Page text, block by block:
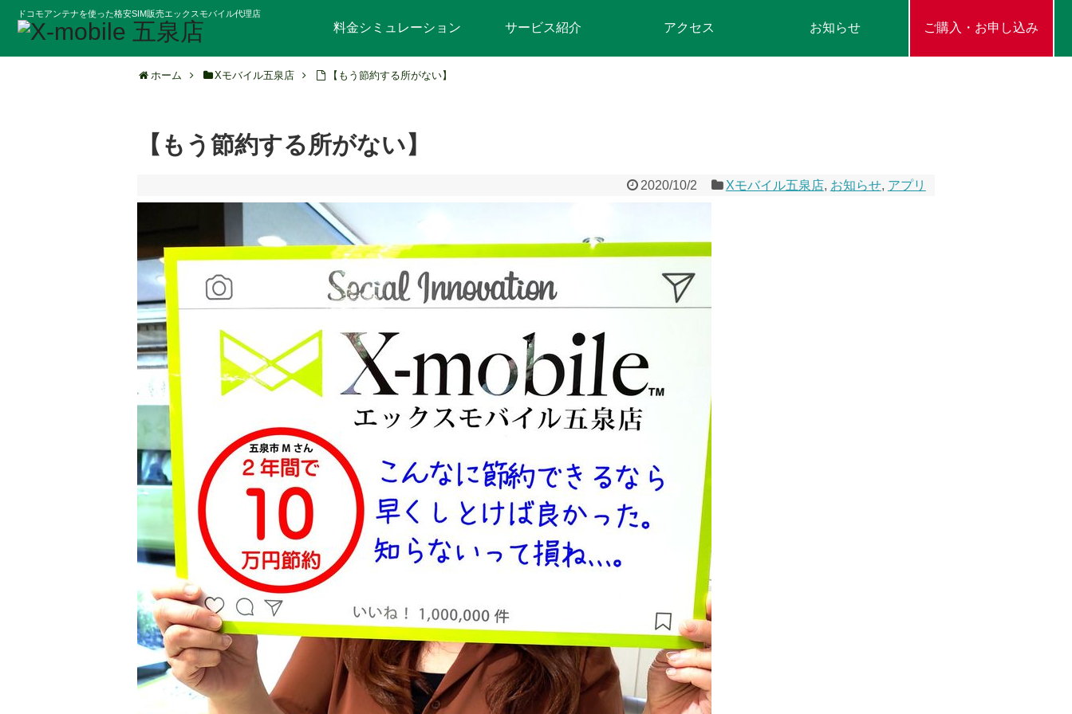
ドコモアンテナを使った格安SIM販売エックスモバイル代理店
料金シミュレーション サービス紹介 アクセス お知らせ ご購入・お申し込み
ホーム Xモバイル五泉店 【もう節約する所がない】
【もう節約する所がない】
2020/10/2 Xモバイル五泉店, お知らせ, アプリ